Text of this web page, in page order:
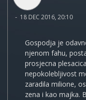
- 18 DEC 2016, 20:10
Gospodja je
njenom fahu,
prosjecna
nepokolebljivost
zaradila milione,
zena i kao majka.